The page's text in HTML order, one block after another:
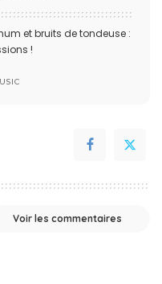
et bruits de tondeuse :
!
Voir les commentaires